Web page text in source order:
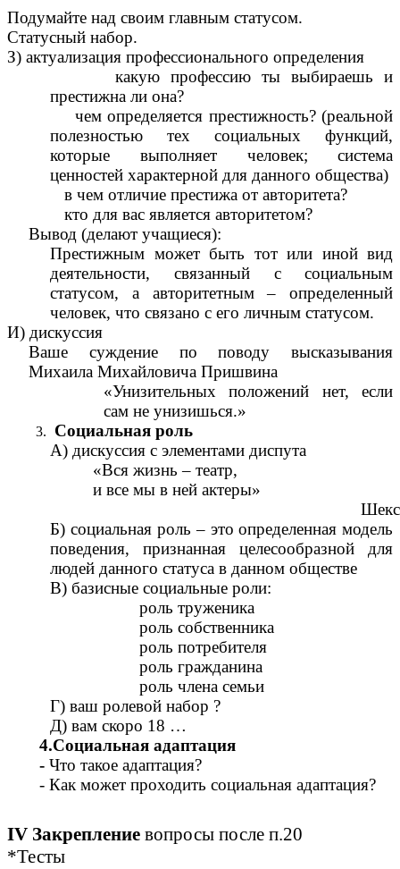
Подумайте над своим главным статусом.
Статусный набор.
З) актуализация профессионального определения
какую профессию ты выбираешь и
престижна ли она?
чем определяется престижность? (реальной
полезностью тех социальных функций,
которые выполняет человек; система
ценностей характерной для данного общества)
в чем отличие престижа от авторитета?
кто для вас является авторитетом?
Вывод (делают учащиеся):
Престижным может быть тот или иной вид
деятельности, связанный с социальным
статусом, а авторитетным – определенный
человек, что связано с его личным статусом.
И) дискуссия
Ваше суждение по поводу высказывания
Михаила Михайловича Пришвина
«Унизительных положений нет, если
сам не унизишься.»
Социальная роль
А) дискуссия с элементами диспута
«Вся жизнь – театр,
и все мы в ней актеры»
Б) социальная роль – это определенная модель
поведения, признанная целесообразной для
людей данного статуса в данном обществе
В) базисные социальные роли:
роль труженика
роль собственника
роль потребителя
роль гражданина
роль члена семьи
Г) ваш ролевой набор ?
Д) вам скоро 18 …
4.Социальная адаптация
- Что такое адаптация?
- Как может проходить социальная адаптация?
IV Закрепление вопросы после п.20
*Тесты